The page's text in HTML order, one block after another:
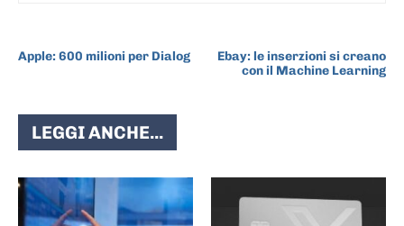
Apple: 600 milioni per Dialog
Ebay: le inserzioni si creano
con il Machine Learning
LEGGI ANCHE...